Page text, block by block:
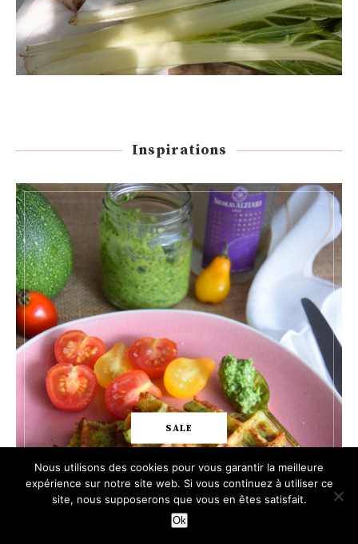
Inspirations
SALE
Nous utilisons des cookies pour vous garantir la meilleure
expérience sur notre site web. Si vous continuez à utiliser ce
site, nous supposerons que vous en êtes satisfait.
Ok